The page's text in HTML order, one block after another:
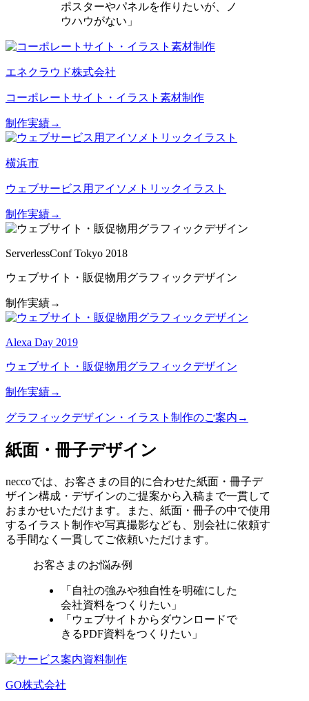
ポスターやパネルを作りたいが、ノ
ウハウがない」
エネクラウド株式会社
コーポレートサイト・イラスト素材制作
制作実績→
横浜市
ウェブサービス用アイソメトリックイラスト
制作実績→
ServerlessConf Tokyo 2018
ウェブサイト・販促物用グラフィックデザイン
制作実績→
Alexa Day 2019
ウェブサイト・販促物用グラフィックデザイン
制作実績→
グラフィックデザイン・イラスト制作のご案内→
紙面・冊子デザイン
neccoでは、お客さまの目的に合わせた紙面・冊子デ
ザイン構成・デザインのご提案から入稿まで一貫して
おまかせいただけます。また、紙面・冊子の中で使用
するイラスト制作や写真撮影なども、別会社に依頼す
る手間なく一貫してご依頼いただけます。
お客さまのお悩み例
「自社の強みや独自性を明確にした
会社資料をつくりたい」
「ウェブサイトからダウンロードで
きるPDF資料をつくりたい」
GO株式会社